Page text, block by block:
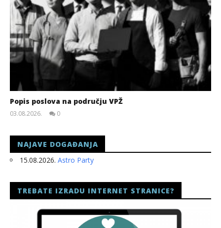
Popis poslova na području VPŽ
03.08.2026.
0
NAJAVE DOGAĐANJA
15.08.2026. Astro Party
TREBATE IZRADU INTERNET STRANICE?